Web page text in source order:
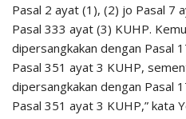
Pasal 2 ayat (1), (2) jo Pasal 7
Pasal 333 ayat (3) KUHP.
dipersangkakan dengan Pasal
Pasal 351 ayat 3 KUHP,
dipersangkakan dengan Pasal
Pasal 351 ayat 3 KUHP,” kata